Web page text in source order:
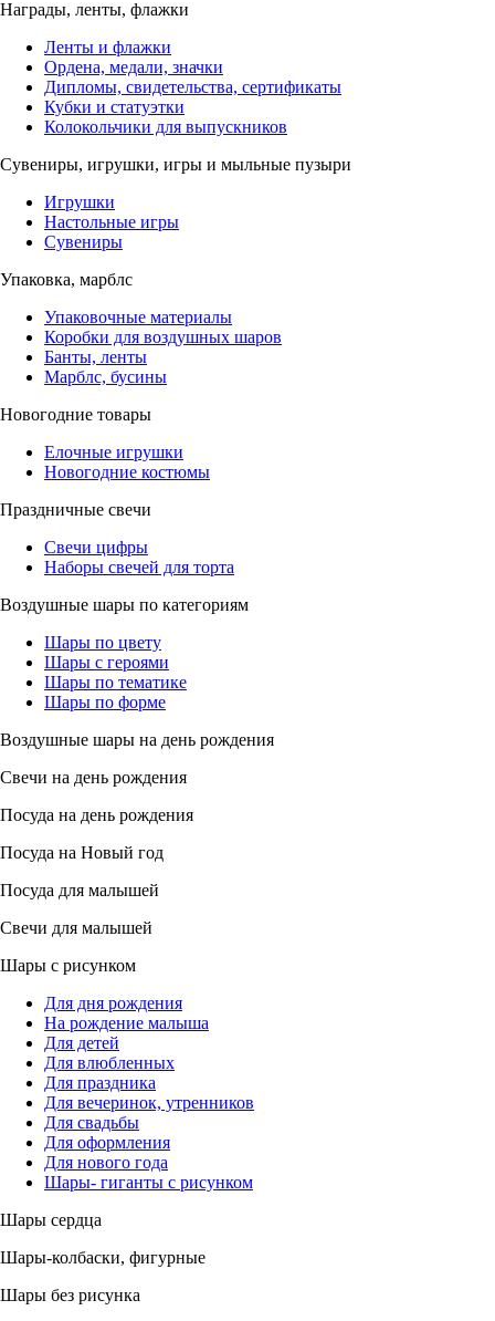
Награды, ленты, флажки
Ленты и флажки
Ордена, медали, значки
Дипломы, свидетельства, сертификаты
Кубки и статуэтки
Колокольчики для выпускников
Сувениры, игрушки, игры и мыльные пузыри
Игрушки
Настольные игры
Сувениры
Упаковка, марблс
Упаковочные материалы
Коробки для воздушных шаров
Банты, ленты
Марблс, бусины
Новогодние товары
Елочные игрушки
Новогодние костюмы
Праздничные свечи
Свечи цифры
Наборы свечей для торта
Воздушные шары по категориям
Шары по цвету
Шары с героями
Шары по тематике
Шары по форме
Воздушные шары на день рождения
Свечи на день рождения
Посуда на день рождения
Посуда на Новый год
Посуда для малышей
Свечи для малышей
Шары с рисунком
Для дня рождения
На рождение малыша
Для детей
Для влюбленных
Для праздника
Для вечеринок, утренников
Для свадьбы
Для оформления
Для нового года
Шары- гиганты с рисунком
Шары сердца
Шары-колбаски, фигурные
Шары без рисунка